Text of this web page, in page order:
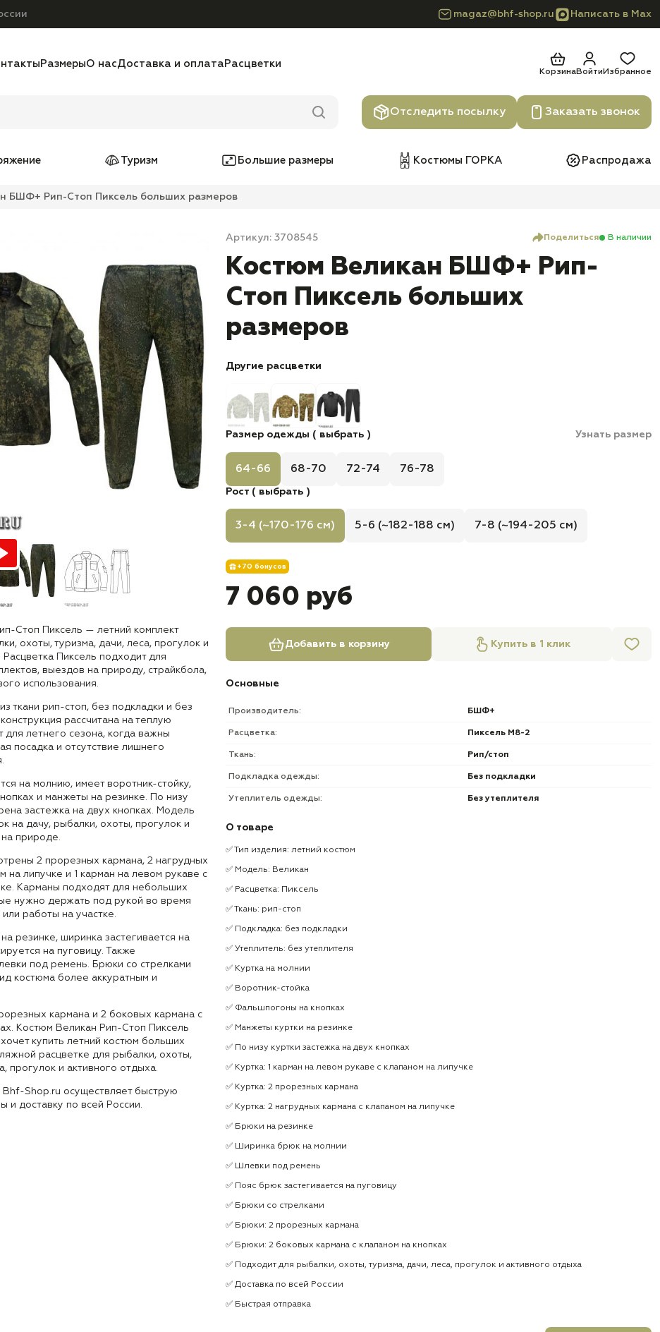
magaz@bhf-shop.ru Написать в Max
РазмерыО насДоставка и оплата Расцветки
КорзинаВойти Избранное
Отследить посылку Заказать звонок
Туризм Большие размеры Костюмы ГОРКА Распродажа
БШФ+ Рип-Стоп Пиксель больших размеров
Стоп Пиксель — летний комплект
охоты, туризма, дачи, леса, прогулок и
Расцветка Пиксель подходит для
выездов на природу, страйкбола,
использования.
ткани рип-стоп, без подкладки и без
рассчитана на теплую
для летнего сезона, когда важны
посадка и отсутствие лишнего
на молнию, имеет воротник-стойку,
и манжеты на резинке. По низу
застежка на двух кнопках. Модель
на дачу, рыбалки, охоты, прогулок и
природе.
2 прорезных кармана, 2 нагрудных
на липучке и 1 карман на левом рукаве с
Карманы подходят для небольших
нужно держать под рукой во время
работы на участке.
резинке, ширинка застегивается на
на пуговицу. Также
под ремень. Брюки со стрелками
костюма более аккуратным и
кармана и 2 боковых кармана с
Костюм Великан Рип-Стоп Пиксель
купить летний костюм больших
расцветке для рыбалки, охоты,
прогулок и активного отдыха.
Bhf-Shop.ru осуществляет быструю
и доставку по всей России.
Артикул: 3708545 Поделиться В наличии
Костюм Великан БШФ+ Рип-
Стоп Пиксель больших
размеров
Другие расцветки
Размер одежды ( выбрать ) Узнать размер
64-66 68-70 72-74 76-78
Рост ( выбрать )
3-4 (~170-176 см) 5-6 (~182-188 см) 7-8 (~194-205 см)
+70 бонусов
7 060 руб
Добавить в корзину Купить в 1 клик
Основные
Производитель: БШФ+
Расцветка: Пиксель М8-2
Ткань: Рип/стоп
Подкладка одежды: Без подкладки
Утеплитель одежды: Без утеплителя
О товаре
✅ Тип изделия: летний костюм
✅ Модель: Великан
✅ Расцветка: Пиксель
✅ Ткань: рип-стоп
✅ Подкладка: без подкладки
✅ Утеплитель: без утеплителя
✅ Куртка на молнии
✅ Воротник-стойка
✅ Фальшпогоны на кнопках
✅ Манжеты куртки на резинке
✅ По низу куртки застежка на двух кнопках
✅ Куртка: 1 карман на левом рукаве с клапаном на липучке
✅ Куртка: 2 прорезных кармана
✅ Куртка: 2 нагрудных кармана с клапаном на липучке
✅ Брюки на резинке
✅ Ширинка брюк на молнии
✅ Шлевки под ремень
✅ Пояс брюк застегивается на пуговицу
✅ Брюки со стрелками
✅ Брюки: 2 прорезных кармана
✅ Брюки: 2 боковых кармана с клапаном на кнопках
✅ Подходит для рыбалки, охоты, туризма, дачи, леса, прогулок и активного отдыха
✅ Доставка по всей России
✅ Быстрая отправка